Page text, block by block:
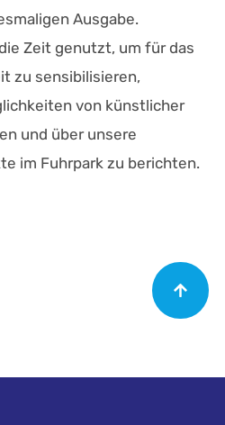
Ausgabe.
Zeit genutzt, um für das
zu sensibilisieren,
von künstlicher
und über unsere
im Fuhrpark zu berichten.